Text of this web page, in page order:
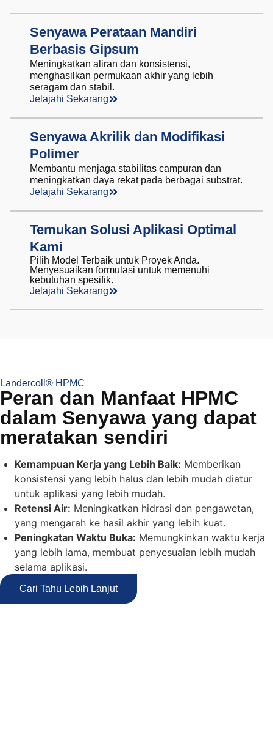
Senyawa Perataan Mandiri
Berbasis Gipsum
Meningkatkan aliran dan konsistensi,
menghasilkan permukaan akhir yang lebih
seragam dan stabil.
Jelajahi Sekarang
Senyawa Akrilik dan Modifikasi
Polimer
Membantu menjaga stabilitas campuran dan
meningkatkan daya rekat pada berbagai substrat.
Jelajahi Sekarang
Temukan Solusi Aplikasi Optimal
Kami
Pilih Model Terbaik untuk Proyek Anda.
Menyesuaikan formulasi untuk memenuhi
kebutuhan spesifik.
Jelajahi Sekarang
Landercoll® HPMC
Peran dan Manfaat HPMC
dalam Senyawa yang dapat
meratakan sendiri
Kemampuan Kerja yang Lebih Baik: Memberikan
konsistensi yang lebih halus dan lebih mudah diatur
untuk aplikasi yang lebih mudah.
Retensi Air: Meningkatkan hidrasi dan pengawetan,
yang mengarah ke hasil akhir yang lebih kuat.
Peningkatan Waktu Buka: Memungkinkan waktu kerja
yang lebih lama, membuat penyesuaian lebih mudah
selama aplikasi.
Cari Tahu Lebih Lanjut